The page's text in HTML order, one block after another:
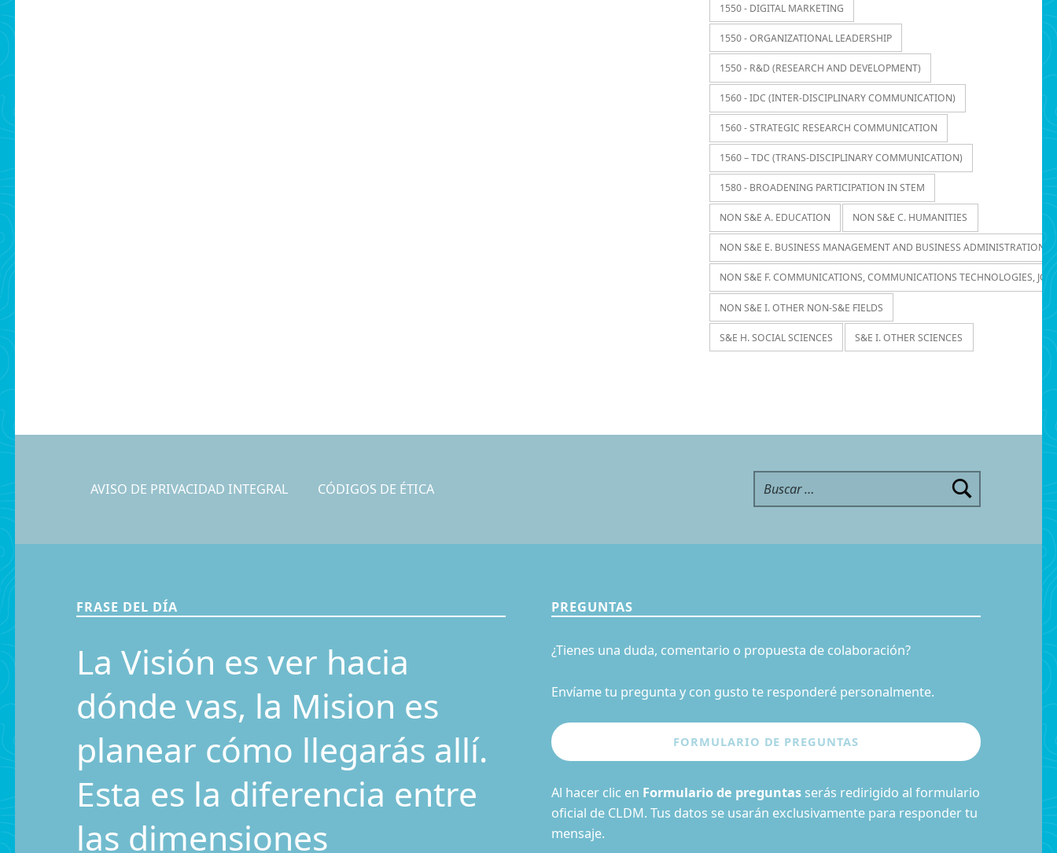
1550 - DIGITAL MARKETING
1550 - ORGANIZATIONAL LEADERSHIP
1550 - R&D (RESEARCH AND DEVELOPMENT)
1560 - IDC (INTER-DISCIPLINARY COMMUNICATION)
1560 - STRATEGIC RESEARCH COMMUNICATION
1560 – TDC (TRANS-DISCIPLINARY COMMUNICATION)
1580 - BROADENING PARTICIPATION IN STEM
NON S&E A. EDUCATION NON S&E C. HUMANITIES
NON S&E E. BUSINESS MANAGEMENT AND BUSINESS ADMINISTRATION
NON S&E F. COMMUNICATIONS, COMMUNICATIONS TECHNOLOGIES,
NON S&E I. OTHER NON-S&E FIELDS
S&E H. SOCIAL SCIENCES S&E I. OTHER SCIENCES
AVISO DE PRIVACIDAD INTEGRAL CÓDIGOS DE ÉTICA
Buscar:
FRASE DEL DÍA
La Visión es ver hacia
dónde vas, la Mision es
planear cómo llegarás allí.
Esta es la diferencia entre
las dimensiones
PREGUNTAS
¿Tienes una duda, comentario o propuesta de colaboración?
Envíame tu pregunta y con gusto te responderé personalmente.
Al hacer clic en Formulario de preguntas serás redirigido al formulario
oficial de CLDM. Tus datos se usarán exclusivamente para responder tu
mensaje.